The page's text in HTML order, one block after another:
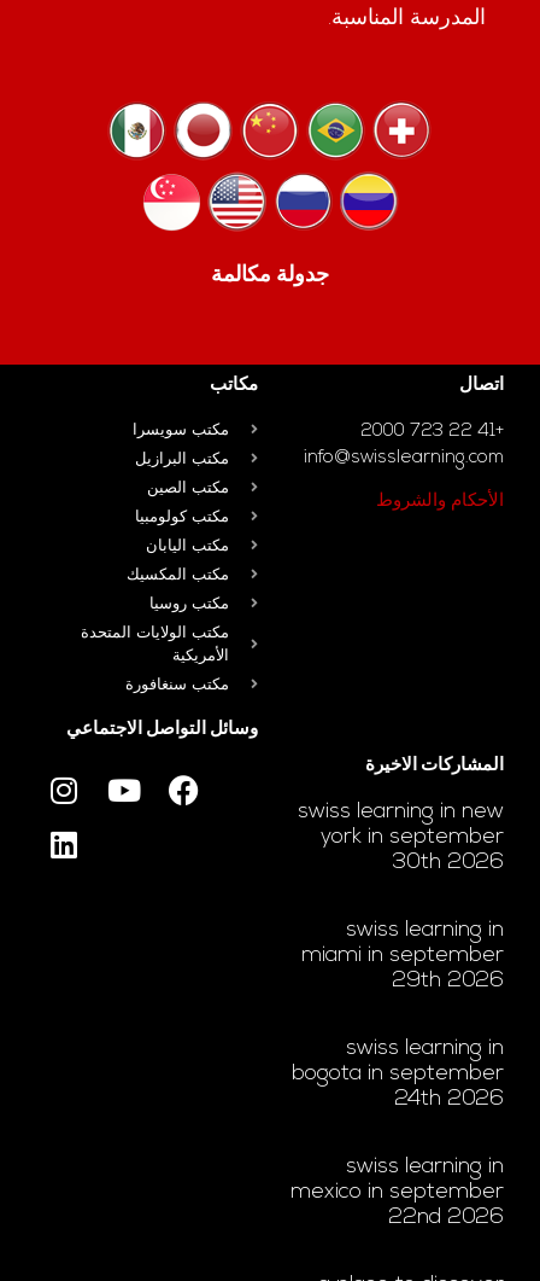
المدرسة المناسبة.
جدولة مكالمة
اتصال
+41 22 723 2000
info@swisslearning.com
الأحكام والشروط
مكاتب
مكتب سويسرا
مكتب البرازيل
مكتب الصين
مكتب كولومبيا
مكتب اليابان
مكتب المكسيك
مكتب روسيا
مكتب الولايات المتحدة
الأمريكية
مكتب سنغافورة
المشاركات الاخيرة
swiss learning in new
york in september
30th 2026
swiss learning in
miami in september
29th 2026
swiss learning in
bogota in september
24th 2026
swiss learning in
mexico in september
22nd 2026
وسائل التواصل الاجتماعي